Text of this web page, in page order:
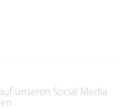
unseren Social Media